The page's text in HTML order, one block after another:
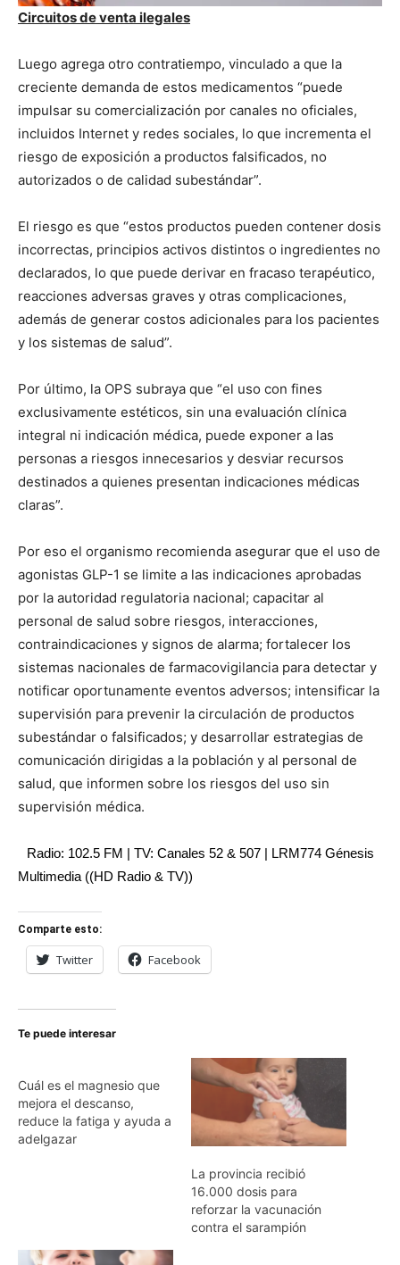
Circuitos de venta ilegales
Luego agrega otro contratiempo, vinculado a que la
creciente demanda de estos medicamentos “puede
impulsar su comercialización por canales no oficiales,
incluidos Internet y redes sociales, lo que incrementa el
riesgo de exposición a productos falsificados, no
autorizados o de calidad subestándar”.
El riesgo es que “estos productos pueden contener dosis
incorrectas, principios activos distintos o ingredientes no
declarados, lo que puede derivar en fracaso terapéutico,
reacciones adversas graves y otras complicaciones,
además de generar costos adicionales para los pacientes
y los sistemas de salud”.
Por último, la OPS subraya que “el uso con fines
exclusivamente estéticos, sin una evaluación clínica
integral ni indicación médica, puede exponer a las
personas a riesgos innecesarios y desviar recursos
destinados a quienes presentan indicaciones médicas
claras”.
Por eso el organismo recomienda asegurar que el uso de
agonistas GLP-1 se limite a las indicaciones aprobadas
por la autoridad regulatoria nacional; capacitar al
personal de salud sobre riesgos, interacciones,
contraindicaciones y signos de alarma; fortalecer los
sistemas nacionales de farmacovigilancia para detectar y
notificar oportunamente eventos adversos; intensificar la
supervisión para prevenir la circulación de productos
subestándar o falsificados; y desarrollar estrategias de
comunicación dirigidas a la población y al personal de
salud, que informen sobre los riesgos del uso sin
supervisión médica.
Radio: 102.5 FM | TV: Canales 52 & 507 | LRM774 Génesis
Multimedia ((HD Radio & TV))
Comparte esto:
Twitter Facebook
Te puede interesar
Cuál es el magnesio que
mejora el descanso,
reduce la fatiga y ayuda a
adelgazar
La provincia recibió
16.000 dosis para
reforzar la vacunación
contra el sarampión